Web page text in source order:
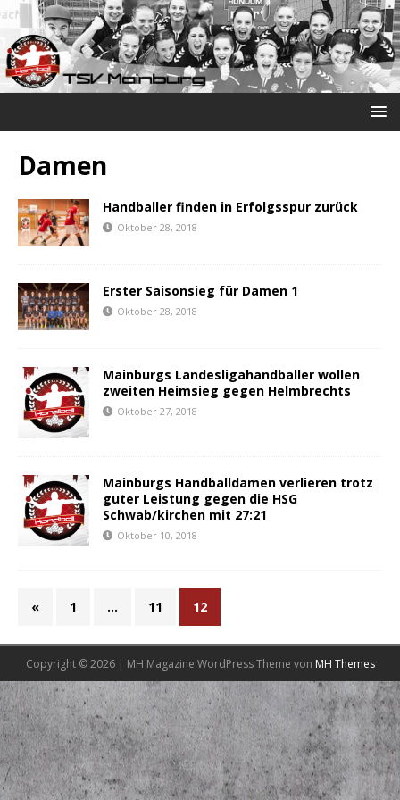
Damen
Handballer finden in Erfolgsspur zurück
Oktober 28, 2018
Erster Saisonsieg für Damen 1
Oktober 28, 2018
Mainburgs Landesligahandballer wollen
zweiten Heimsieg gegen Helmbrechts
Oktober 27, 2018
Mainburgs Handballdamen verlieren trotz
guter Leistung gegen die HSG
Schwab/kirchen mit 27:21
Oktober 10, 2018
« 1 … 11 12
Copyright © 2026 | MH Magazine WordPress Theme von MH Themes